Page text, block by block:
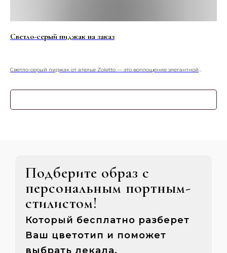
Светло-серый пиджак на заказ
Светло-серый пиджак от ателье Zoletto — это воплощение элегантной
гармоничного образа от деловых встреч до светских мероприятий.
Подберите образ с
персональным портным-
стилистом!
Который бесплатно разберет
Ваш цветотип и поможет
выбрать лекала,